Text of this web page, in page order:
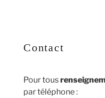
Contact
Pour tous
par téléphone :